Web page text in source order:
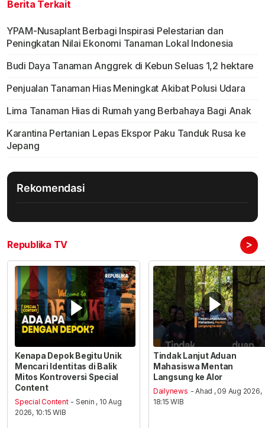
Berita Terkait
YPAM-Nusaplant Berbagi Inspirasi Pelestarian dan
Peningkatan Nilai Ekonomi Tanaman Lokal Indonesia
Budi Daya Tanaman Anggrek di Kebun Seluas 1,2 hektare
Penjualan Tanaman Hias Meningkat Akibat Polusi Udara
Lima Tanaman Hias di Rumah yang Berbahaya Bagi Anak
Karantina Pertanian Lepas Ekspor Paku Tanduk Rusa ke
Jepang
Rekomendasi
Republika TV >
Kenapa Depok Begitu Unik
Mencari Identitas di Balik
Mitos Kontroversi Special
Content
Special Content - Senin , 10 Aug
2026, 10:15 WIB
Tindak Lanjut Aduan
Mahasiswa Mentan
Langsung ke Alor
Dailynews - Ahad , 09 Aug 2026,
18:15 WIB